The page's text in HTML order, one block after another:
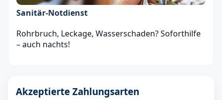
Sanitär‑Notdienst
Rohrbruch, Leckage, Wasserschaden? Soforthilfe
– auch nachts!
Akzeptierte Zahlungsarten